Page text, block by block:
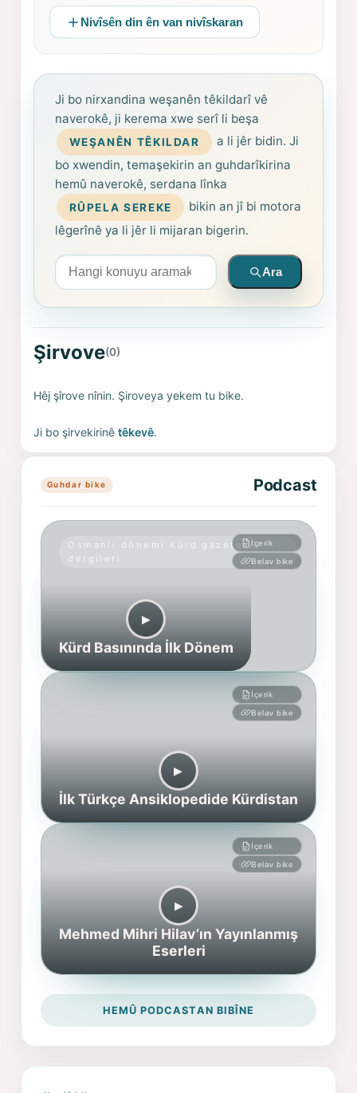
Nivîsên din ên van nivîskaran
Ji bo nirxandina weşanên têkildarî vê
naverokê, ji kerema xwe serî li beşa
WEŞANÊN TÊKILDAR
a li jêr bidin. Ji
bo xwendin, temaşekirin an guhdarîkirina
hemû naverokê, serdana lînka
RÛPELA SEREKE
bikin an jî bi motora
lêgerînê ya li jêr li mijaran bigerin.
Arama yapın
Ara
Şirvove(0)
Hêj şîrove nînin. Şiroveya yekem tu bike.
Ji bo şirvekirinêtêkevê.
Guhdar bike Podcast
Osmanlı dönemi Kürd gazete ve
dergileri
İçerik
Belav bike
▶︎
Kürd Basınında İlk Dönem
İçerik
Belav bike
▶︎
İlk Türkçe Ansiklopedide Kürdistan
İçerik
Belav bike
▶︎
Mehmed Mihri Hilav’ın Yayınlanmış
Eserleri
HEMÛ PODCASTAN BIBÎNE